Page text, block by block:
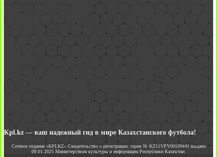
Kpl.kz — ваш надежный гид в мире Казахстанского футбола!
Сетевое издание «KPLKZ» Свидетельство о регистрации: серия № KZ11VPY00109441 выдано
09.01.2025 Министерством культуры и информации Республики Казахстан.